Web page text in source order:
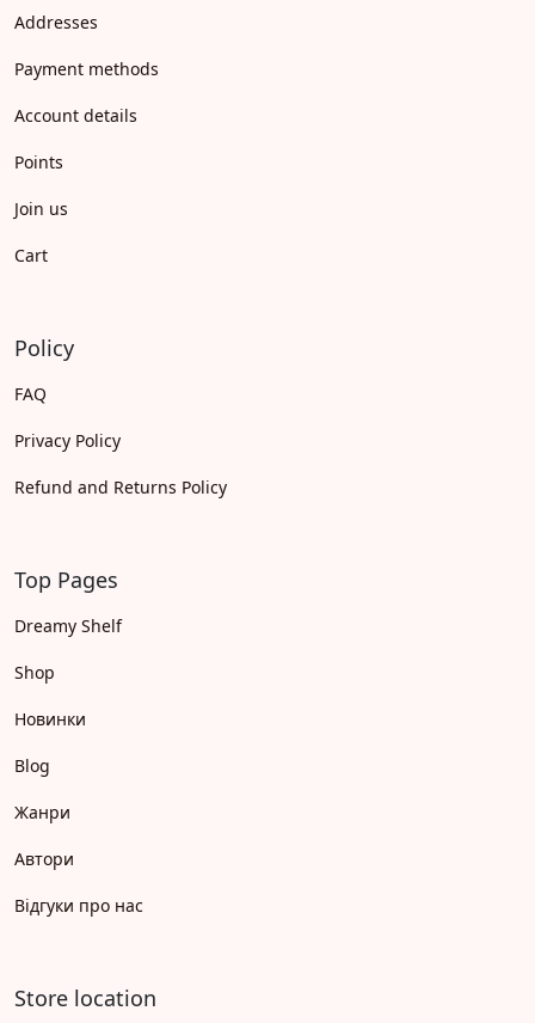
Addresses
Payment methods
Account details
Points
Join us
Cart
Policy
FAQ
Privacy Policy
Refund and Returns Policy
Top Pages
Dreamy Shelf
Shop
Новинки
Blog
Жанри
Автори
Відгуки про нас
Store location